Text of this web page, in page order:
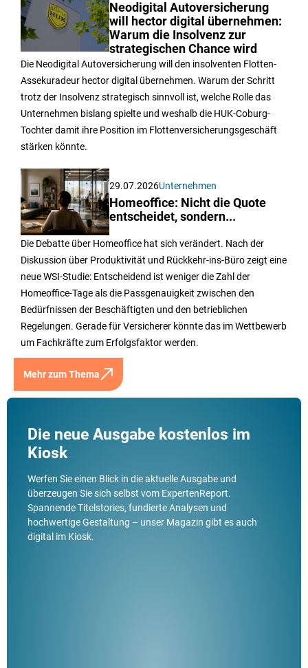
Neodigital Autoversicherung
will hector digital übernehmen:
Warum die Insolvenz zur
strategischen Chance wird
Die Neodigital Autoversicherung will den insolventen Flotten-
Assekuradeur hector digital übernehmen. Warum der Schritt
trotz der Insolvenz strategisch sinnvoll ist, welche Rolle das
Unternehmen bislang spielte und weshalb die HUK-Coburg-
Tochter damit ihre Position im Flottenversicherungsgeschäft
stärken könnte.
29.07.2026Unternehmen
Homeoffice: Nicht die Quote
entscheidet, sondern...
Die Debatte über Homeoffice hat sich verändert. Nach der
Diskussion über Produktivität und Rückkehr-ins-Büro zeigt eine
neue WSI-Studie: Entscheidend ist weniger die Zahl der
Homeoffice-Tage als die Passgenauigkeit zwischen den
Bedürfnissen der Beschäftigten und den betrieblichen
Regelungen. Gerade für Versicherer könnte das im Wettbewerb
um Fachkräfte zum Erfolgsfaktor werden.
Mehr zum Thema
Die neue Ausgabe kostenlos im
Kiosk
Werfen Sie einen Blick in die aktuelle Ausgabe und
überzeugen Sie sich selbst vom ExpertenReport.
Spannende Titelstories, fundierte Analysen und
hochwertige Gestaltung – unser Magazin gibt es auch
digital im Kiosk.